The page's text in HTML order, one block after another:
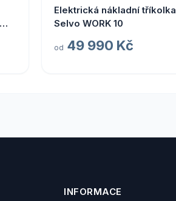
Elektrická nákladní tříkolka
Selvo WORK 10
od 49 990 Kč
INFORMACE